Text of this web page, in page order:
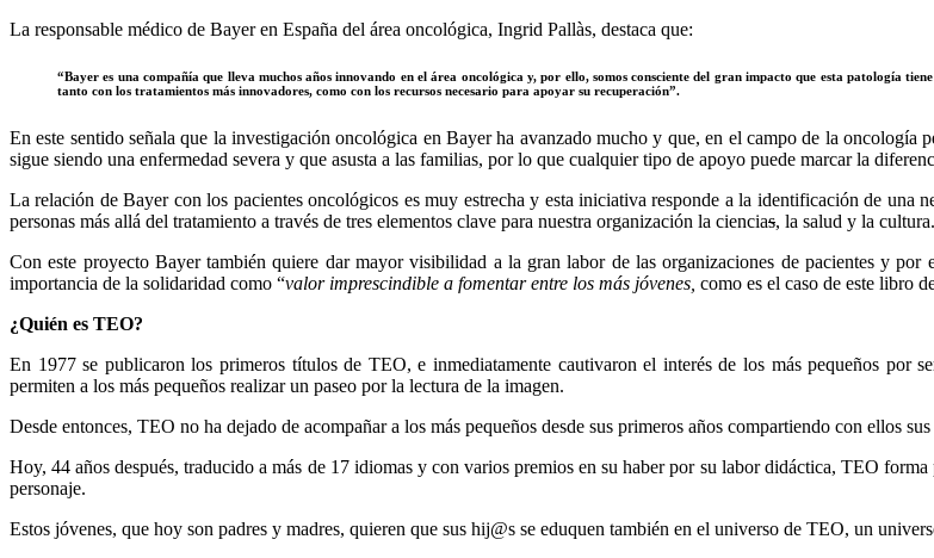
La responsable médico de Bayer en España del área oncológica, Ingrid Pallàs, destaca que:
“Bayer es una compañía que lleva muchos años innovando en el área oncológica y, por ello, somos consciente del gran impacto que esta patología
tanto con los tratamientos más innovadores, como con los recursos necesario para apoyar su recuperación”.
En este sentido señala que la investigación oncológica en Bayer ha avanzado mucho y que, en el campo de la oncología
sigue siendo una enfermedad severa y que asusta a las familias, por lo que cualquier tipo de apoyo puede marcar la
La relación de Bayer con los pacientes oncológicos es muy estrecha y esta iniciativa responde a la identificación de
personas más allá del tratamiento a través de tres elementos clave para nuestra organización la ciencias, la salud y la cultura.
Con este proyecto Bayer también quiere dar mayor visibilidad a la gran labor de las organizaciones de pacientes y
importancia de la solidaridad como “valor imprescindible a fomentar entre los más jóvenes, como es el caso de este libro
¿Quién es TEO?
En 1977 se publicaron los primeros títulos de TEO, e inmediatamente cautivaron el interés de los más pequeños por
permiten a los más pequeños realizar un paseo por la lectura de la imagen.
Desde entonces, TEO no ha dejado de acompañar a los más pequeños desde sus primeros años compartiendo con ellos
Hoy, 44 años después, traducido a más de 17 idiomas y con varios premios en su haber por su labor didáctica, TEO
personaje.
Estos jóvenes, que hoy son padres y madres, quieren que sus hij@s se eduquen también en el universo de TEO, un